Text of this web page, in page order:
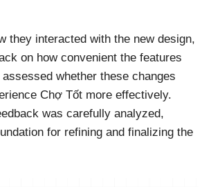
they interacted with the new design,
on how convenient the features
whether these changes
Chợ Tốt more effectively.
was carefully analyzed,
for refining and finalizing the